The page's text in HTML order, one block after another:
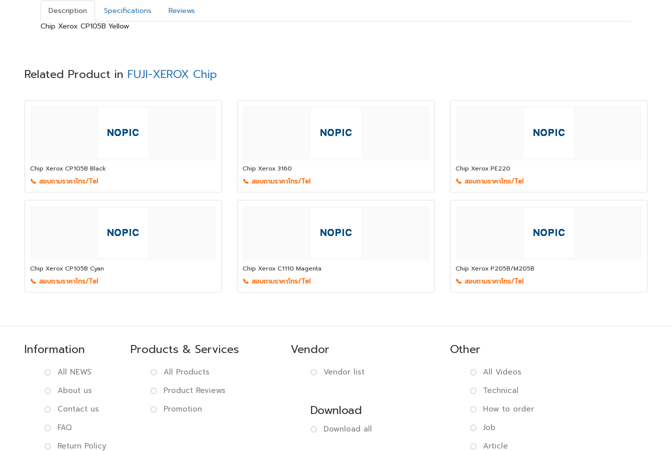
Description Specifications
Reviews
Chip Xerox CP105B Yellow
Related Product in FUJI-XEROX Chip
Chip Xerox CP105B Black
📞 สอบถามราคาโทร/Tel
Chip Xerox 3160
📞 สอบถามราคาโทร/Tel
Chip Xerox PE220
📞 สอบถามราคาโทร/Tel
Chip Xerox CP105B Cyan
📞 สอบถามราคาโทร/Tel
Chip Xerox C1110 Magenta
📞 สอบถามราคาโทร/Tel
Chip Xerox P205B/M205B
📞 สอบถามราคาโทร/Tel
Information
All NEWS
About us
Contact us
FAQ
Return Policy
Products & Services
All Products
Product Reviews
Promotion
Vendor
Vendor list
Download
Download all
Other
All Videos
Technical
How to order
Job
Article